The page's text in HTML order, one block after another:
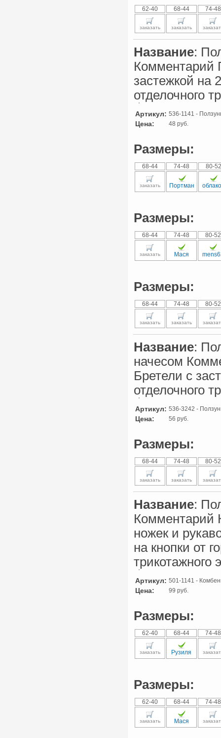
62-40 68-44 74-48
заказать заказать
Название:
Комментарий
застежкой на
отделочного
Артикул: 536-1141 -
Цена: 48 руб.
Размеры:
68-44 74-48 80-52
заказать Портман
Размеры:
68-44 74-48 80-52
заказать Мася
Размеры:
68-44 74-48 80-52
заказать заказать
Название:
начесом
Бретели с
отделочного
Артикул: 536-3242 -
Цена: 56 руб.
Размеры:
68-44 74-48 80-52
заказать заказать
Название:
Комментарий
ножек и
на кнопки от
трикотажного
Артикул: 501-1141 -
Цена: 99 руб.
Размеры:
62-40 68-44 74-48
заказать Рузиля
Размеры:
62-40 68-44 74-48
заказать Мася